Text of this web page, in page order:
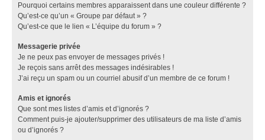
Pourquoi certains membres apparaissent dans une couleur différente ?
Qu’est-ce qu’un « Groupe par défaut » ?
Qu’est-ce que le lien « L’équipe du forum » ?
Messagerie privée
Je ne peux pas envoyer de messages privés !
Je reçois sans arrêt des messages indésirables !
J’ai reçu un spam ou un courriel abusif d’un membre de ce forum !
Amis et ignorés
Que sont mes listes d’amis et d’ignorés ?
Comment puis-je ajouter/supprimer des utilisateurs de ma liste d’amis
ou d’ignorés ?